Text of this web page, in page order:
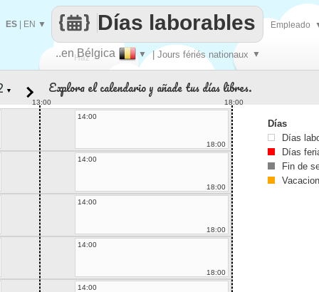
Haz
..en Bélgica ▼ | Jours fériés nationaux ▼
Días laborables
ES EN ▼ Empleado
▼ Explora el calendario y añade tus días libres.
13:00
18:00
14:00
18:00
14:00
18:00
14:00
18:00
14:00
18:00
14:00
Días
Días
Días
Fin de